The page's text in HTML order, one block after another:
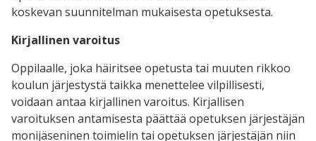
koskevan suunnitelman mukaisesta opetuksesta.
Kirjallinen varoitus
Oppilaalle, joka häiritsee opetusta tai muuten rikkoo
koulun järjestystä taikka menettelee vilpillisesti,
voidaan antaa kirjallinen varoitus. Kirjallisen
varoituksen antamisesta päättää opetuksen järjestäjän
monijäseninen toimielin tai opetuksen järjestäjän niin